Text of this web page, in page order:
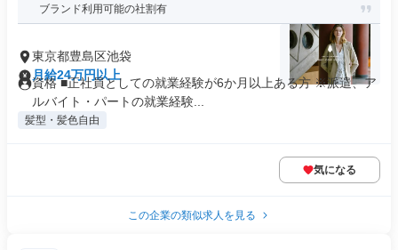
ブランド利用可能の社割有
東京都豊島区池袋
月給24万円以上
資格 ■正社員としての就業経験が6か月以上ある方 ※派遣、ア
ルバイト・パートの就業経験...
髪型・髪色自由
気になる
この企業の類似求人を見る